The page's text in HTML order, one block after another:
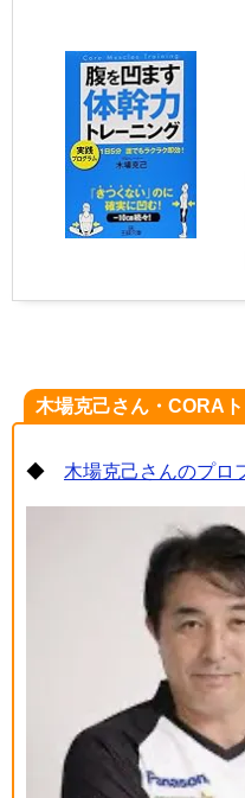
木場克己さん・CORA
◆ 木場克己さんのプロ